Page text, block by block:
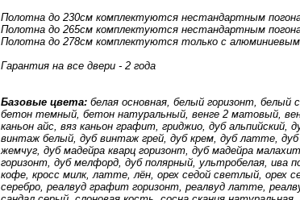
Полотна до 230см комплектуются нестандартным
Полотна до 265см комплектуются нестандартным
Полотна до 278см комплектуются только с
Гарантия на все двери - 2 года
Базовые цвета: белая основная, белый горизонт,
бетон темный, бетон натуральный, венге 2 матовый,
каньон айс, вяз каньон графит, гриджио, дуб
винтаж белый, дуб винтаж грей, дуб крем, дуб латте,
жемчуг, дуб мадейра кварц горизонт, дуб мадейра
горизонт, дуб мелфорд, дуб полярный, ультробелая, ива
кофе, кросс милк, латте, лён, орех седой светлый, орех
серебро, реалвуд графит горизонт, реалвуд латте,